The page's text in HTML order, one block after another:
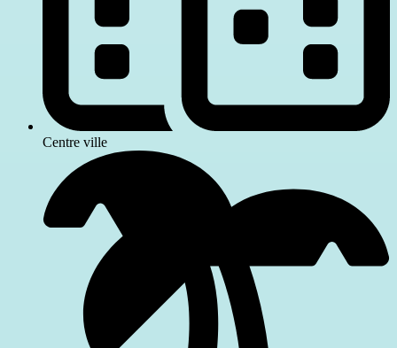
Centre ville